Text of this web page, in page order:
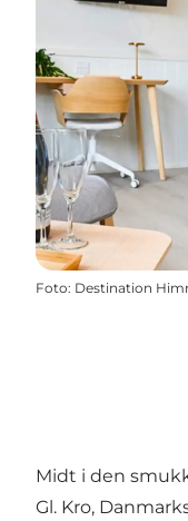
Foto: Destination
Midt i den
Gl. Kro,